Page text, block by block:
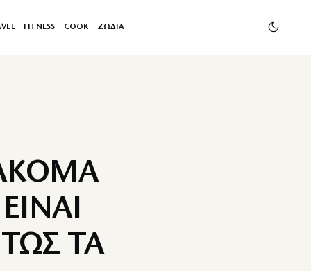
FITNESS COOK ΖΩΔΙΑ
ΤΑ